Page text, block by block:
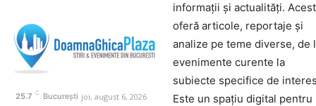
25.7 C București joi, august 6, 2026
informații și actualități.
oferă articole, reportaje și
analize pe teme diverse, de
evenimente curente la
subiecte specifice de
Este un spațiu digital pentru